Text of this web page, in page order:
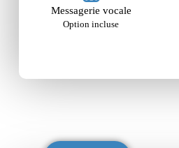
Messagerie vocale
Option incluse